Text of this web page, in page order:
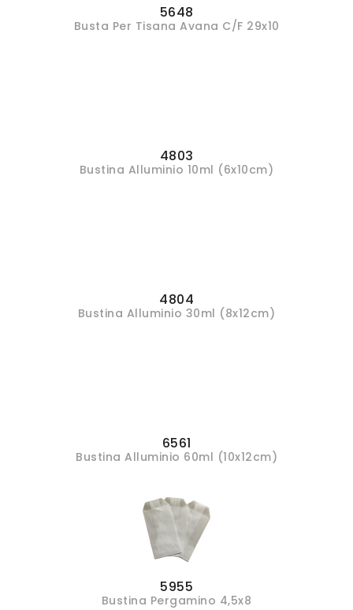
5648
Busta Per Tisana Avana C/f 29x10
4803
Bustina Alluminio 10ml (6x10cm)
4804
Bustina Alluminio 30ml (8x12cm)
6561
Bustina Alluminio 60ml (10x12cm)
5955
Bustina Pergamino 4,5x8